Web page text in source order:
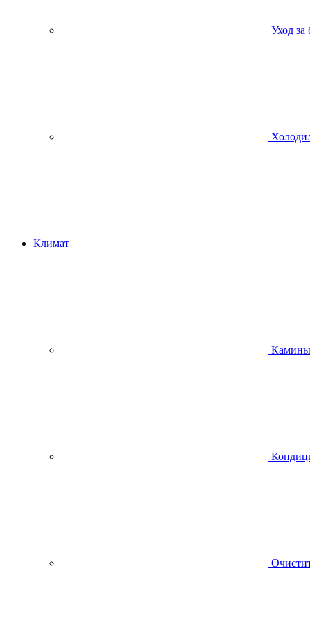
Уход за
Климат
Камины